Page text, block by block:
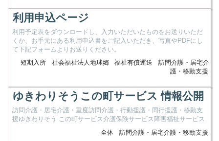
利用申込ページ
利用予定表をダウンロードし、入力いただいたものをお送りいただ
くか、お手元にある利用申込書をご記入いただき、写真やPDFにし
て下記フォームよりお送りください。
短期入所
社会福祉法人地球郷 福祉有償運送
訪問介護・居宅介
護・移動支援
ゆきわりそうこの町サービス 情報公開
訪問介護・居宅介護・重度訪問介護・行動援護・同行援護・移動支
援ゆきわりそう この町サービス介護保険サービス障害福祉サービス
全体
訪問介護・居宅介護・移動支援